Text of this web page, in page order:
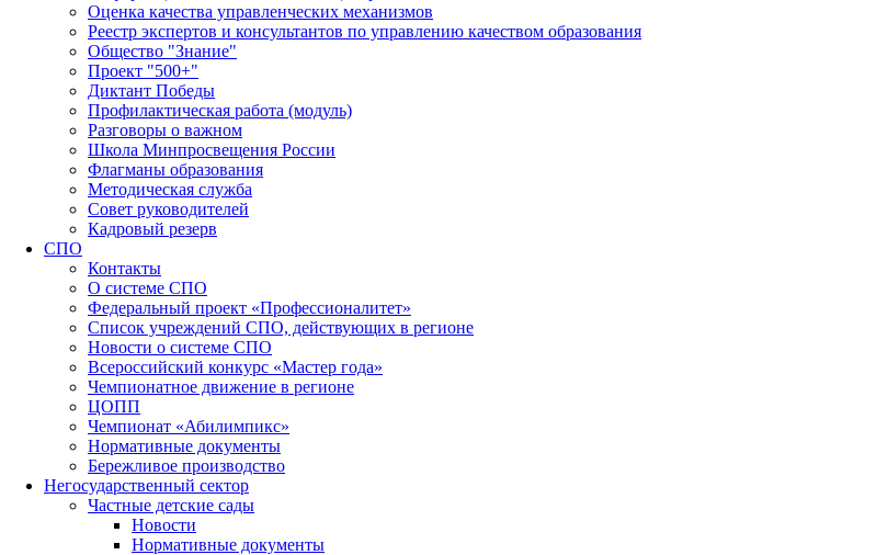
Оценка качества управленческих механизмов
Реестр экспертов и консультантов по управлению качеством образования
Общество "Знание"
Проект "500+"
Диктант Победы
Профилактическая работа (модуль)
Разговоры о важном
Школа Минпросвещения России
Флагманы образования
Методическая служба
Совет руководителей
Кадровый резерв
СПО
Контакты
О системе СПО
Федеральный проект «Профессионалитет»
Список учреждений СПО, действующих в регионе
Новости о системе СПО
Всероссийский конкурс «Мастер года»
Чемпионатное движение в регионе
ЦОПП
Чемпионат «Абилимпикс»
Нормативные документы
Бережливое производство
Негосударственный сектор
Частные детские сады
Новости
Нормативные документы